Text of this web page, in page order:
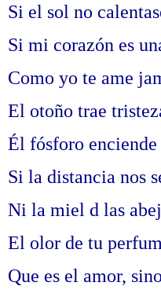
Si el sol no
Si mi corazón es
Como yo te ame
El otoño trae
Él fósforo
Si la distancia nos
Ni la miel d las
El olor de tu
Que es el amor,